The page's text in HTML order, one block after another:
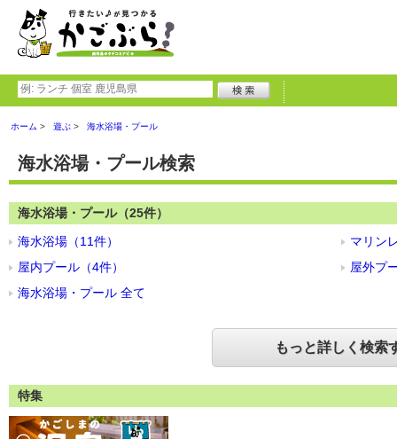
ホーム 遊ぶ 海水浴場・プール
海水浴場・プール検索
海水浴場・プール（25件）
海水浴場（11件）
マリン
屋内プール（4件）
屋外プ
海水浴場・プール 全て
もっと詳しく検索
特集